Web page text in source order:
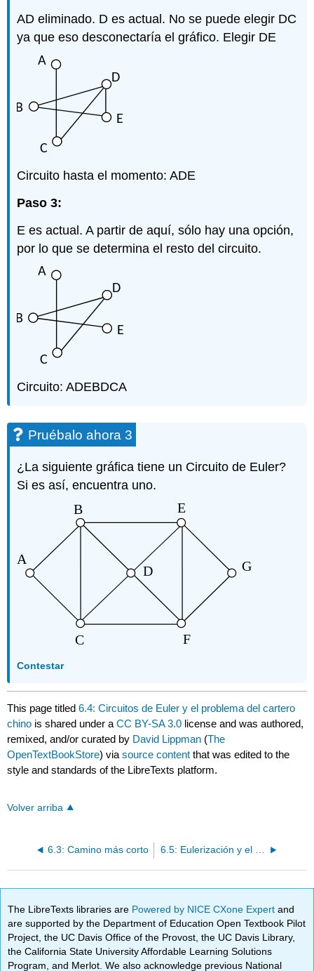
AD eliminado. D es actual. No se puede elegir DC
ya que eso desconectaría el gráfico. Elegir DE
Circuito hasta el momento: ADE
Paso 3:
E es actual. A partir de aquí, sólo hay una opción,
por lo que se determina el resto del circuito.
Circuito: ADEBDCA
Pruébalo ahora 3
¿La siguiente gráfica tiene un Circuito de Euler?
Si es así, encuentra uno.
Contestar
This page titled6.4: Circuitos de Euler y el problema del cartero
chino is shared under aCC BY-SA 3.0 license and was authored,
remixed, and/or curated by David Lippman (The
OpenTextBookStore) viasource content that was edited to the
style and standards of the LibreTexts platform.
Volver arriba
6.3: Camino más corto 6.5: Eulerización y el problema del cartero chino
The LibreTexts libraries are Powered by NICE CXone Expertand
are supported by the Department of Education Open Textbook Pilot
Project, the UC Davis Office of the Provost, the UC Davis Library,
the California State University Affordable Learning Solutions
Program, and Merlot. We also acknowledge previous National